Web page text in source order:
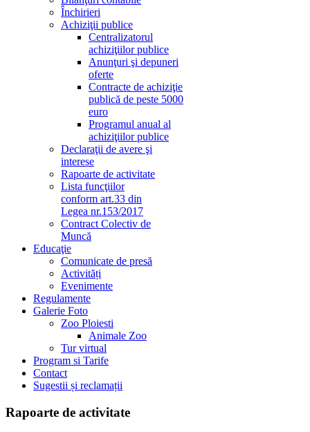
Închirieri
Achiziţii publice
Centralizatorul
achiziţiilor publice
Anunţuri şi depuneri
oferte
Contracte de achiziţie
publică de peste 5000
euro
Programul anual al
achiziţiilor publice
Declaraţii de avere şi
interese
Rapoarte de activitate
Lista funcţiilor
conform art.33 din
Legea nr.153/2017
Contract Colectiv de
Muncă
Educaţie
Comunicate de presă
Activități
Evenimente
Regulamente
Galerie Foto
Zoo Ploiesti
Animale Zoo
Tur virtual
Program si Tarife
Contact
Sugestii și reclamații
Rapoarte de activitate